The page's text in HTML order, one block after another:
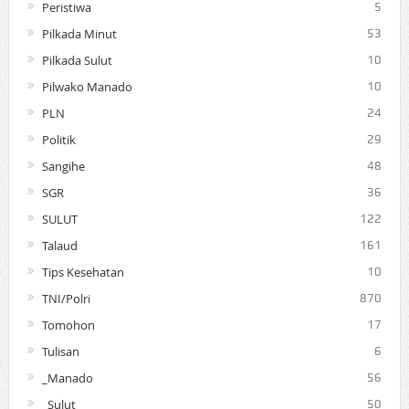
Peristiwa 5
Pilkada Minut 53
Pilkada Sulut 10
Pilwako Manado 10
PLN 24
Politik 29
Sangihe 48
SGR 36
SULUT 122
Talaud 161
Tips Kesehatan 10
TNI/Polri 870
Tomohon 17
Tulisan 6
_Manado 56
_Sulut 50